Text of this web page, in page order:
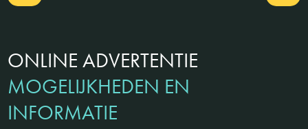
ONLINE ADVERTENTIE
MOGELIJKHEDEN EN
INFORMATIE